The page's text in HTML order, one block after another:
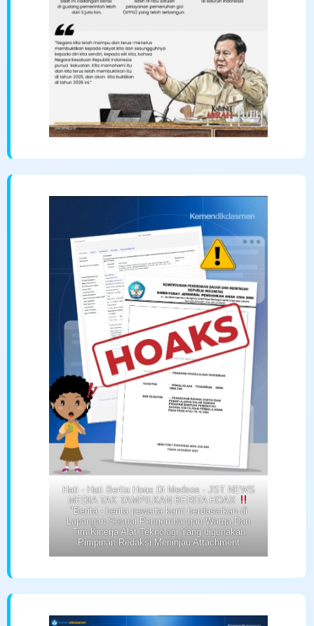
Hati - Hati Berita Hoax Di Medsos - JST NEWS
MEDIA TAK TAMPILKAN BERITA HOAX
"Berita - berita pewarta kami berdasarkan di
Lapangan Sesuai Pengembangan Warga Dan
Tim Kinerja Alat Teknologi Yang digunakan
Pimpinan Redaksi Meninjau Attachment